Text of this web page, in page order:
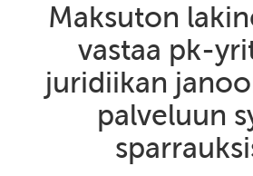
Maksuton
vastaa pk-
juridiikan
palveluun